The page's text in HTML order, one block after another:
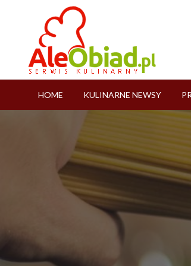
aleobiad.pl
serwis informacyjno-kulinarny
HOME KULINARNE NEWSY